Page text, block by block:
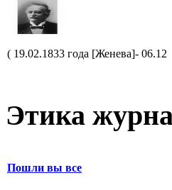
( 19.02.1833 года [Женева]- 06.12
Этика
Пошли вы все